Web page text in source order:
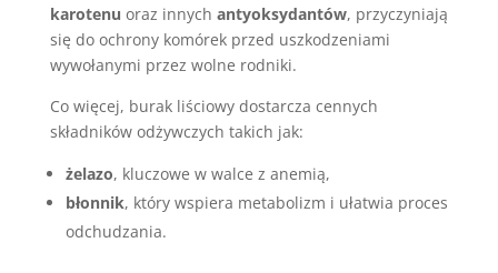
karotenu oraz innych antyoksydantów, przyczyniają
się do ochrony komórek przed uszkodzeniami
wywołanymi przez wolne rodniki.
Co więcej, burak liściowy dostarcza cennych
składników odżywczych takich jak:
żelazo, kluczowe w walce z anemią,
błonnik, który wspiera metabolizm i ułatwia proces
odchudzania.